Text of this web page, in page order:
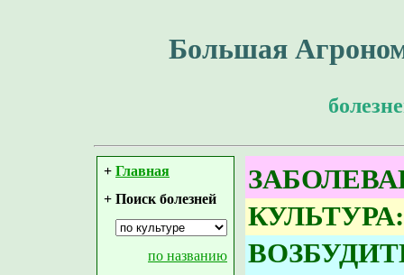
Большая
+ Главная
+ Поиск болезней
по названию
КУЛЬТУРА: